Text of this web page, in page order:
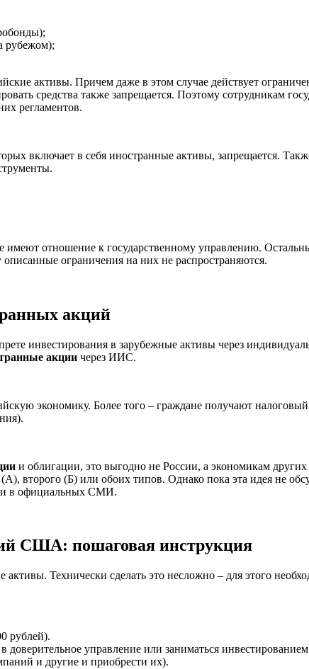
рубежом);
активы. Причем даже в этом случае действует
средства также запрещается. Поэтому сотрудникам
регламентов.
включает в себя иностранные активы, запрещается.
имеют отношение к государственному управлению.
ограничения на них не распространяются.
акций
инвестирования в зарубежные активы через
акции через ИИС.
экономику. Более того – граждане получают
и облигации, это выгодно не России, а экономикам
второго (Б) или обоих типов. Однако пока эта идея не
в официальных СМИ.
США: пошаговая инструкция
Технически сделать это несложно – для этого
рублей).
доверительное управление или заниматься
и другие и приобрести их).